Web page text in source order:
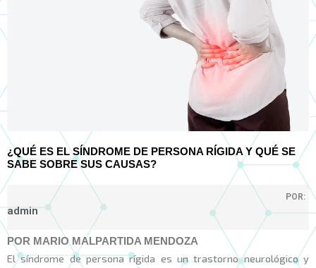
¿QUÉ ES EL SÍNDROME DE PERSONA RÍGIDA Y QUÉ SE
SABE SOBRE SUS CAUSAS?
POR:
admin
POR MARIO MALPARTIDA MENDOZA
El síndrome de persona rígida es un trastorno neurológico y